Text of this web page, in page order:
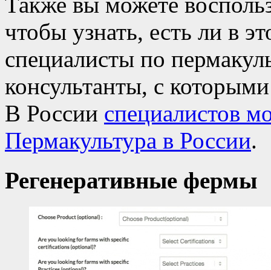
чтобы узнать, есть ли в
специалисты по
консультанты, с
В России специалистов
Пермакультура в России.
Регенеративные фермы